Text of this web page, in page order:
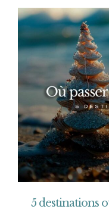
5 destinations